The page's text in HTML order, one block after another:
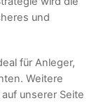
und
für Anleger,
Weitere
unserer Seite